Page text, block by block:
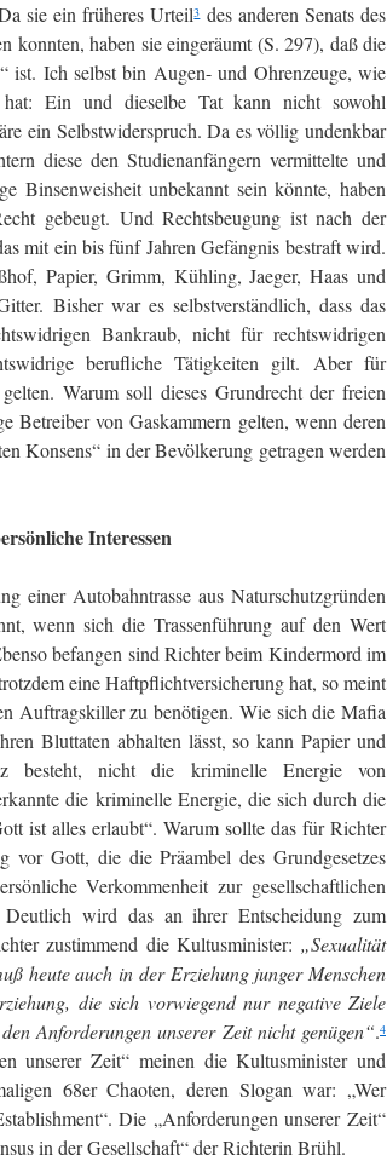
sie ein frühe­res Ur­teil3des anderen Senats des
konnten, haben sie eingeräumt (S. 297), daß die
ist. Ich selbst bin Augen- und Ohrenzeuge, wie
hat: Ein und dieselbe Tat kann nicht sowohl
ein Selbstwiderspruch. Da es völlig undenkbar
diese den Studienanfängern vermittelte und
Binsenweisheit unbekannt sein könnte, haben
gebeugt. Und Rechtsbeugung ist nach der
mit ein bis fünf Jahren Gefängnis bestraft wird.
Pa­pier, Grimm, Kühling, Jaeger, Haas und
Bisher war es selbstverständlich, dass das
Bankraub, nicht für rechts­widrigen
berufliche Tätigkeiten gilt. Aber für
Warum soll dieses Grund­recht der freien
von Gaskam­mern gelten, wenn deren
Konsens“ in der Bevölkerung getragen werden
Interessen
einer Autobahntrasse aus Natur­schutzgründen
wenn sich die Trassen­führung auf den Wert
befangen sind Richter beim Kindermord im
eine Haftpflichtversicherung hat, so meint
Auftragskiller zu benötigen. Wie sich die Mafia
Bluttaten abhalten lässt, so kann Papier und
besteht, nicht die kriminelle Energie von
die kriminelle Energie, die sich durch die
ist alles erlaubt“. Warum sollte das für Richter
Gott, die die Präambel des Grundgesetzes
Verkommenheit zur gesellschaftlichen
wird das an ihrer Entscheidung zum
zustimmend die Kultusminister: „Se­xualität
heute auch in der Erziehung jun­ger Menschen
die sich vorwiegend nur negative Ziele
Anforderungen un­serer Zeit nicht genügen“.4
unserer Zeit“ meinen die Kultusminister und
68er Chaoten, deren Slogan war: „Wer
Die „Anforderungen unserer Zeit“
in der Gesellschaft“ der Richterin Brühl.